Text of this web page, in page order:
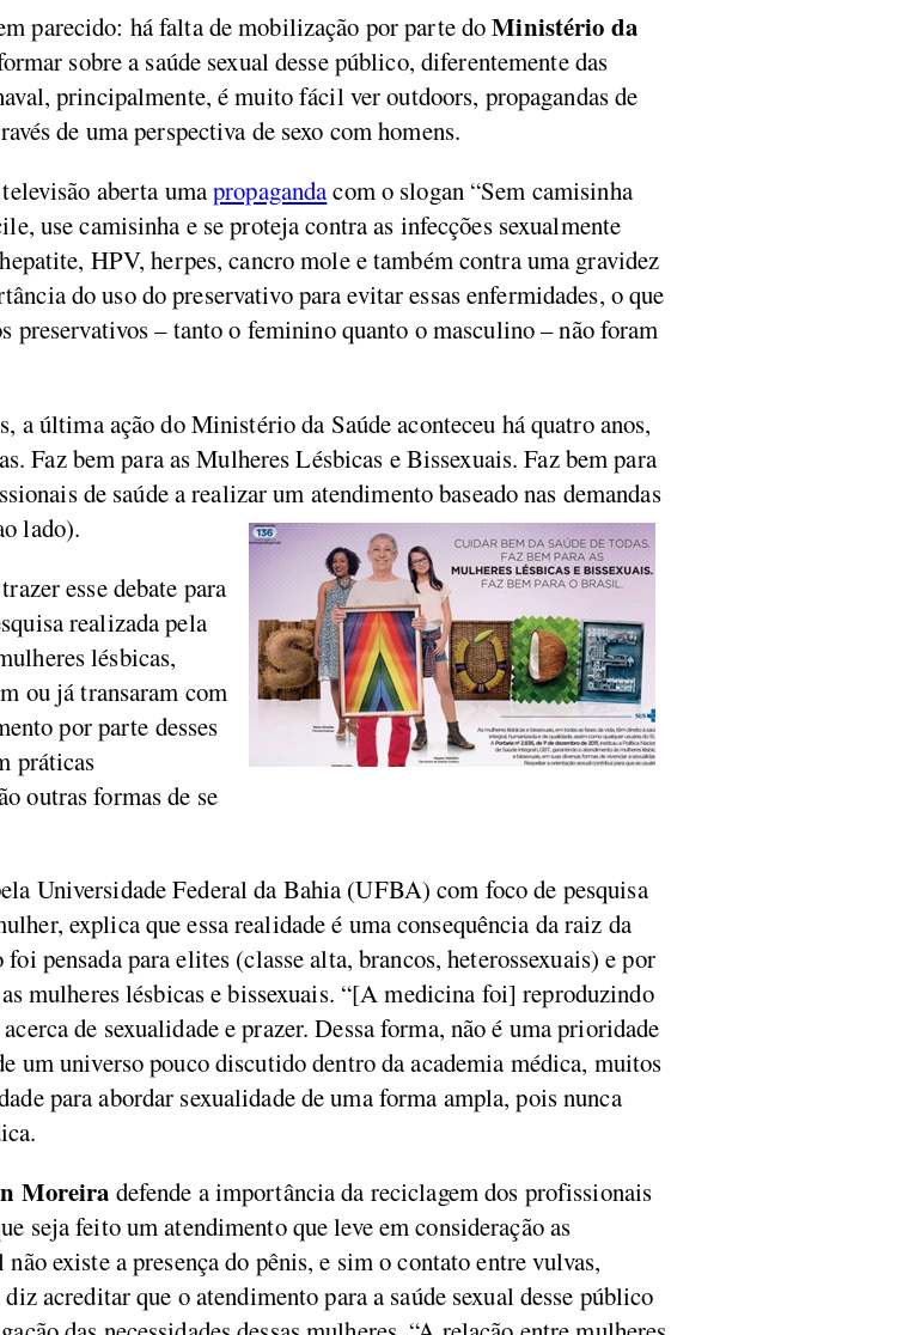
parecido: há falta de mobilização por parte doMinistério da
sobre a saúde sexual desse público, diferentemente das
principalmente, é muito fácil ver outdoors, propagandas de
de uma perspectiva de sexo com homens.
aberta umapropagandacom o slogan “Sem camisinha
use camisinha e se proteja contra as infecções sexualmente
HPV, herpes, cancro mole e também contra uma gravidez
do uso do preservativo para evitar essas enfermidades, o que
preservativos – tanto o feminino quanto o masculino – não foram
a última ação do Ministério da Saúde aconteceu há quatro anos,
Faz bem para as Mulheres Lésbicas e Bissexuais. Faz bem para
de saúde a realizar um atendimento baseado nas demandas
lado).
esse debate para
realizada pela
lésbicas,
ou já transaram com
por parte desses
práticas
outras formas de se
Universidade Federal da Bahia (UFBA) com foco de pesquisa
explica que essa realidade é uma consequência da raiz da
pensada para elites (classe alta, brancos, heterossexuais) e por
mulheres lésbicas e bissexuais. “[A medicina foi] reproduzindo
de sexualidade e prazer. Dessa forma, não é uma prioridade
um universo pouco discutido dentro da academia médica, muitos
para abordar sexualidade de uma forma ampla, pois nunca
Moreira defende a importância da reciclagem dos profissionais
seja feito um atendimento que leve em consideração as
existe a presença do pênis, e sim o contato entre vulvas,
acreditar que o atendimento para a saúde sexual desse público